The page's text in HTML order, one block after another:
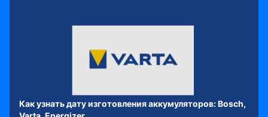
Как узнать дату изготовления аккумуляторов: Bosch,